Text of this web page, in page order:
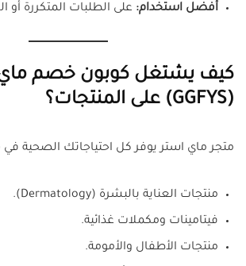
أفضل استخدام: على الطلبات المتكررة أو
كيف يشتغل كوبون خصم
(GGFYS) على المنتجات؟
متجر ماي استر يوفر كل احتياجاتك الصحية في
منتجات العناية بالبشرة (Dermatology).
فيتامينات ومكملات غذائية.
منتجات الأطفال والأمومة.